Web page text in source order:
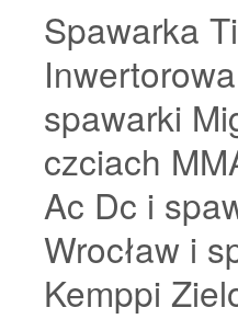
Spawarka
spawarki
czciach
Ac Dc i
Wrocław i
Kemppi